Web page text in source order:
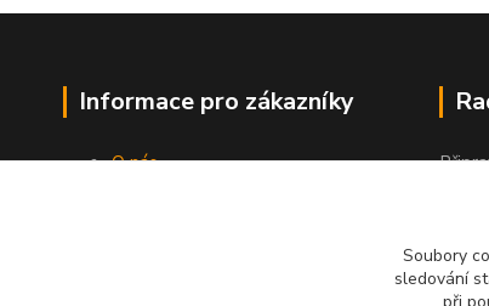
Informace pro zákazníky
O nás
Soubory
sledování